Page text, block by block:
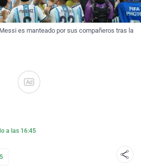
es manteado por sus compañeros tras la
Ad
a las 16:45